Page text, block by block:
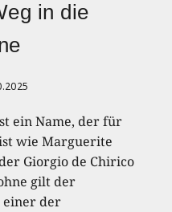
in die
ein Name, der für
wie Marguerite
Giorgio de Chirico
gilt der
einer der